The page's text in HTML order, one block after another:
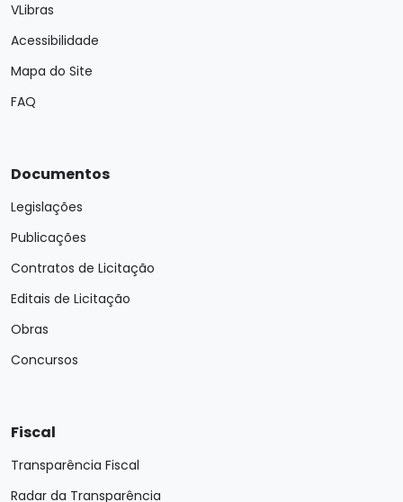
VLibras
Acessibilidade
Mapa do Site
FAQ
Documentos
Legislações
Publicações
Contratos de Licitação
Editais de Licitação
Obras
Concursos
Fiscal
Transparência Fiscal
Radar da Transparência